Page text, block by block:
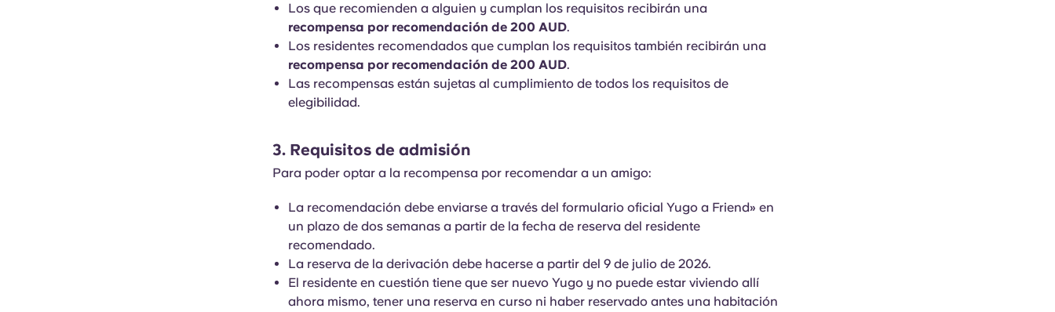
Los que recomienden a alguien y cumplan los requisitos recibirán una
recompensa por recomendación de 200 AUD.
Los residentes recomendados que cumplan los requisitos también recibirán una
recompensa por recomendación de 200 AUD.
Las recompensas están sujetas al cumplimiento de todos los requisitos de
elegibilidad.
3. Requisitos de admisión
Para poder optar a la recompensa por recomendar a un amigo:
La recomendación debe enviarse a través del formulario oficial Yugo a Friend» en
un plazo de dos semanas a partir de la fecha de reserva del residente
recomendado.
La reserva de la derivación debe hacerse a partir del 9 de julio de 2026.
El residente en cuestión tiene que ser nuevo Yugo y no puede estar viviendo allí
ahora mismo, tener una reserva en curso ni haber reservado antes una habitación